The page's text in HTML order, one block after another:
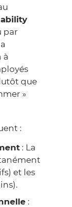
par
à
que
»
:
: La
et les
: